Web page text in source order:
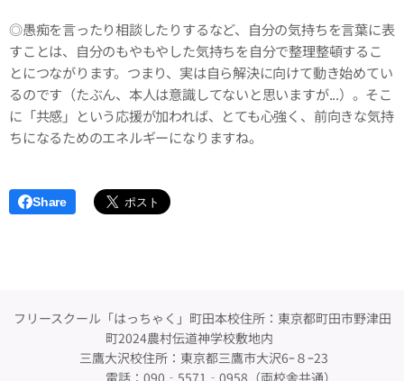
◎愚痴を言ったり相談したりするなど、自分の気持ちを言葉に表
すことは、自分のもやもやした気持ちを自分で整理整頓するこ
とにつながります。つまり、実は自ら解決に向けて動き始めてい
るのです（たぶん、本人は意識してないと思いますが...）。そこ
に「共感」という応援が加われば、とても心強く、前向きな気持
ちになるためのエネルギーになりますね。
Share
フリースクール「はっちゃく」町田本校住所：東京都町田市野津田
町2024農村伝道神学校敷地内
三鷹大沢校住所：東京都三鷹市大沢6ｰ８ｰ23
電話：090‐5571‐0958（両校舎共通）